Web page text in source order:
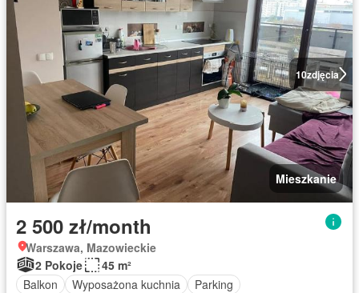
10zdjęcia
Mieszkanie
2 500 zł/month
Warszawa, Mazowieckie
2 Pokoje
45 m²
Balkon
Wyposażona kuchnia
Parking